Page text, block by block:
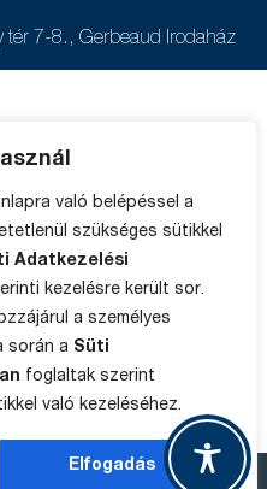
való belépéssel a
szükséges sütikkel
Adatkezelési
kezelésre került sor.
a személyes
során a Süti
foglaltak szerint
való kezeléséhez.
Elfogadás
tér 7-8., Gerbeaud Irodaház
Impresszum
Oldaltérkép
SPB Befektetési Zrt.